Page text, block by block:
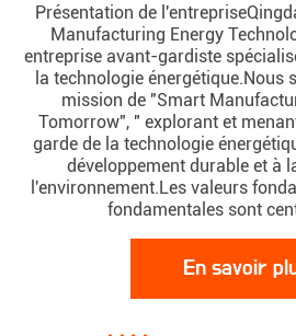
Présentation de
Manufacturing Energy
entreprise avant-gardiste
la technologie énergétique.Nous
mission de "Smart
Tomorrow", " explorant et
garde de la technologie
développement durable et à
l'environnement.Les valeurs
fondamentales sont
En savoir